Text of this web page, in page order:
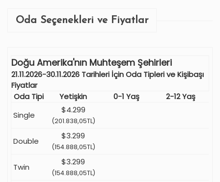
Oda Seçenekleri ve Fiyatlar
Doğu Amerika'nın Muhteşem Şehirleri
21.11.2026-30.11.2026 Tarihleri İçin Oda Tipleri ve Kişibaşı
Fiyatlar
Oda Tipi
Yetişkin 0-1 Yaş
2-12 Yaş
Single
$4.299
(201.838,05TL)
Double
$3.299
(154.888,05TL)
Twin
$3.299
(154.888,05TL)